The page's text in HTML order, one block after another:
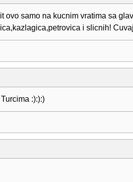
ovo samo na kucnim vratima sa
i slicnih!
:):):)